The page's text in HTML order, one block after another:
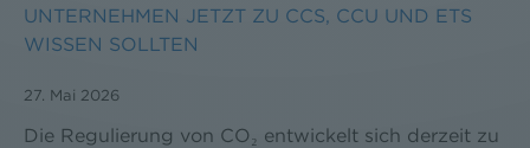
UNTERNEHMEN JETZT ZU CCS, CCU UND ETS
WISSEN SOLLTEN
27. Mai 2026
Die Regulierung von CO₂ entwickelt sich derzeit zu